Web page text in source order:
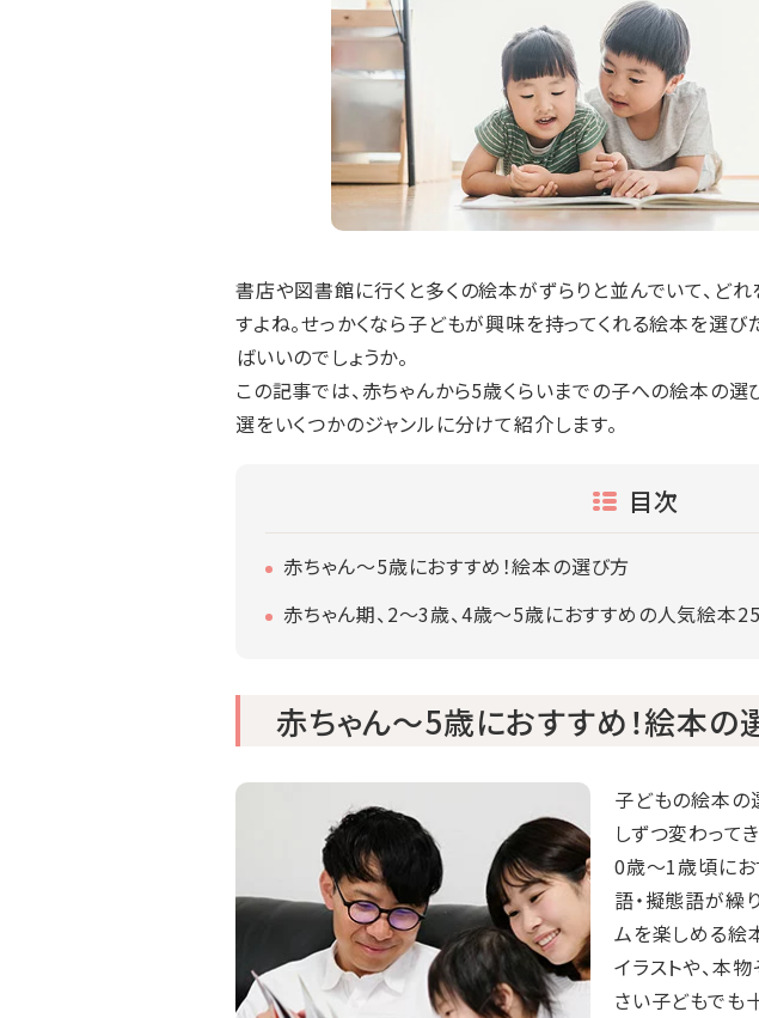
書店や図書館に行くと多くの絵本がずらりと並んでいて、ど
すよね。せっかくなら子どもが興味を持ってくれる絵本を選び
ばいいのでしょうか。
この記事では、赤ちゃんから5歳くらいまでの子への絵本の選
選をいくつかのジャンルに分けて紹介します。
目次
赤ちゃん～5歳におすすめ！絵本の選び方
赤ちゃん期、2～3歳、4歳～5歳におすすめの人気絵本25
赤ちゃん～5歳におすすめ！絵本の
子どもの絵本の
しずつ変わってき
0歳～1歳頃にお
語・擬態語が繰
ムを楽しめる絵
イラストや、本
さい子どもでも